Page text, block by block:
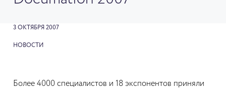
3 ОКТЯБРЯ 2007
НОВОСТИ
Более 4000 специалистов и 18 экспонентов приняли